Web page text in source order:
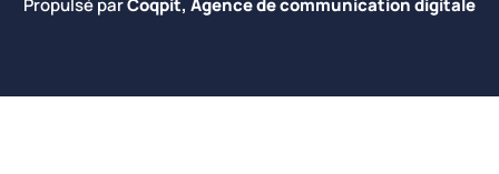
Propulsé parCoqpit, Agence de communication digitale